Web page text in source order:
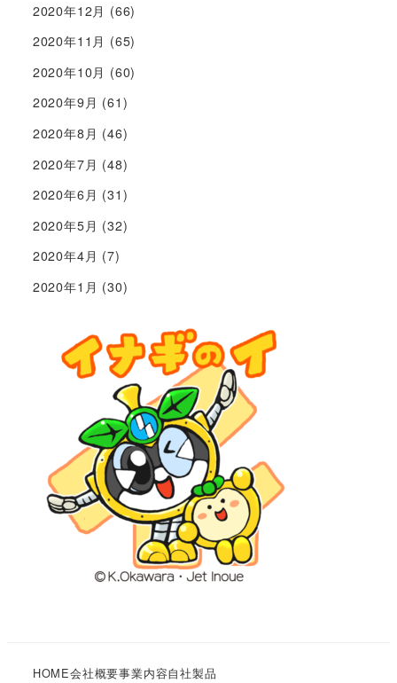
2020年12月 (66)
2020年11月 (65)
2020年10月 (60)
2020年9月 (61)
2020年8月 (46)
2020年7月 (48)
2020年6月 (31)
2020年5月 (32)
2020年4月 (7)
2020年1月 (30)
HOME会社概要事業内容自社製品